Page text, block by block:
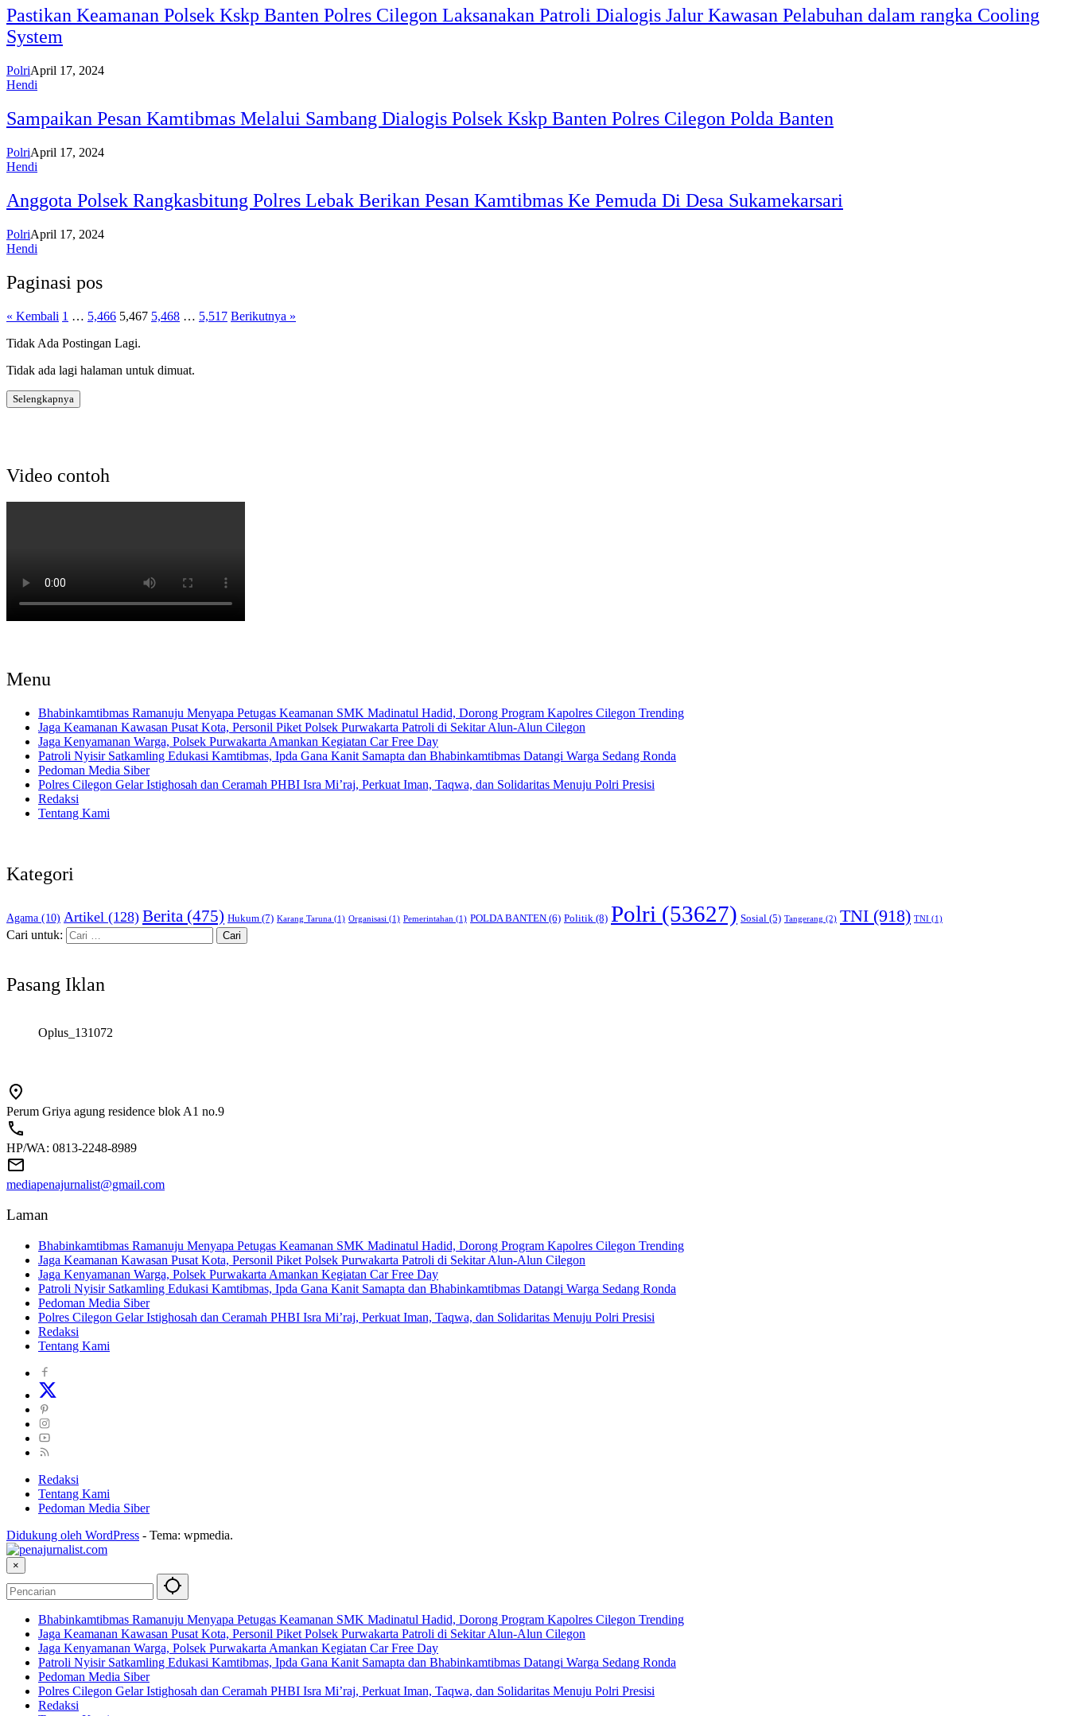
Pastikan Keamanan Polsek Kskp Banten Polres Cilegon Laksanakan Patroli Dialogis Jalur Kawasan Pelabuhan dalam rangka Cooling
System
PolriApril 17, 2024
Hendi
Sampaikan Pesan Kamtibmas Melalui Sambang Dialogis Polsek Kskp Banten Polres Cilegon Polda Banten
PolriApril 17, 2024
Hendi
Anggota Polsek Rangkasbitung Polres Lebak Berikan Pesan Kamtibmas Ke Pemuda Di Desa Sukamekarsari
PolriApril 17, 2024
Hendi
Paginasi pos
« Kembali 1 … 5,466 5,467 5,468 … 5,517 Berikutnya »
Tidak Ada Postingan Lagi.
Tidak ada lagi halaman untuk dimuat.
Selengkapnya
Video contoh
Menu
Bhabinkamtibmas Ramanuju Menyapa Petugas Keamanan SMK Madinatul Hadid, Dorong Program Kapolres Cilegon Trending
Jaga Keamanan Kawasan Pusat Kota, Personil Piket Polsek Purwakarta Patroli di Sekitar Alun-Alun Cilegon
Jaga Kenyamanan Warga, Polsek Purwakarta Amankan Kegiatan Car Free Day
Patroli Nyisir Satkamling Edukasi Kamtibmas, Ipda Gana Kanit Samapta dan Bhabinkamtibmas Datangi Warga Sedang Ronda
Pedoman Media Siber
Polres Cilegon Gelar Istighosah dan Ceramah PHBI Isra Mi’raj, Perkuat Iman, Taqwa, dan Solidaritas Menuju Polri Presisi
Redaksi
Tentang Kami
Kategori
Agama (10) Artikel (128) Berita (475) Hukum (7) Karang Taruna (1) Organisasi (1) Pemerintahan (1) POLDA BANTEN (6) Politik (8) Polri (53627) Sosial (5) Tangerang (2) TNI (918) TNI (1)
Cari untuk:
Pasang Iklan
Oplus_131072
Perum Griya agung residence blok A1 no.9
HP/WA: 0813-2248-8989
mediapenajurnalist@gmail.com
Laman
Bhabinkamtibmas Ramanuju Menyapa Petugas Keamanan SMK Madinatul Hadid, Dorong Program Kapolres Cilegon Trending
Jaga Keamanan Kawasan Pusat Kota, Personil Piket Polsek Purwakarta Patroli di Sekitar Alun-Alun Cilegon
Jaga Kenyamanan Warga, Polsek Purwakarta Amankan Kegiatan Car Free Day
Patroli Nyisir Satkamling Edukasi Kamtibmas, Ipda Gana Kanit Samapta dan Bhabinkamtibmas Datangi Warga Sedang Ronda
Pedoman Media Siber
Polres Cilegon Gelar Istighosah dan Ceramah PHBI Isra Mi’raj, Perkuat Iman, Taqwa, dan Solidaritas Menuju Polri Presisi
Redaksi
Tentang Kami
Redaksi
Tentang Kami
Pedoman Media Siber
Didukung oleh WordPress - Tema: wpmedia.
×
Bhabinkamtibmas Ramanuju Menyapa Petugas Keamanan SMK Madinatul Hadid, Dorong Program Kapolres Cilegon Trending
Jaga Keamanan Kawasan Pusat Kota, Personil Piket Polsek Purwakarta Patroli di Sekitar Alun-Alun Cilegon
Jaga Kenyamanan Warga, Polsek Purwakarta Amankan Kegiatan Car Free Day
Patroli Nyisir Satkamling Edukasi Kamtibmas, Ipda Gana Kanit Samapta dan Bhabinkamtibmas Datangi Warga Sedang Ronda
Pedoman Media Siber
Polres Cilegon Gelar Istighosah dan Ceramah PHBI Isra Mi’raj, Perkuat Iman, Taqwa, dan Solidaritas Menuju Polri Presisi
Redaksi